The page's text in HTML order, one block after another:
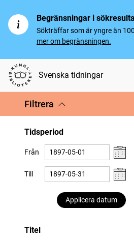
Begränsningar i
Sökträffar som är yngre än
mer om begränsningen.
Svenska tidningar
Filtrera
Tidsperiod
Från
Till
Applicera datum
Titel